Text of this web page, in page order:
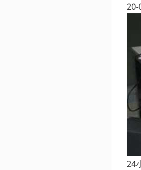
20-
24